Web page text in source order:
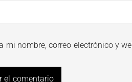
mi nombre, correo electrónico y